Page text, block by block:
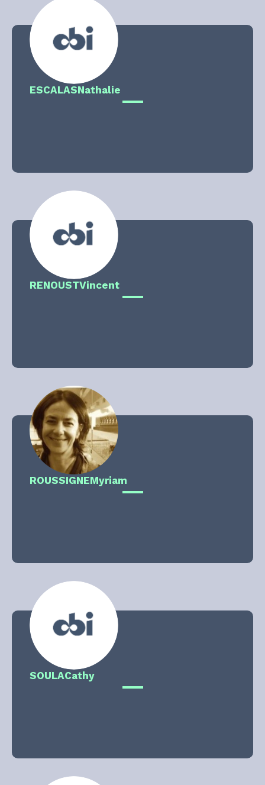
ESCALASNathalie
RENOUSTVincent
ROUSSIGNEMyriam
SOULACathy